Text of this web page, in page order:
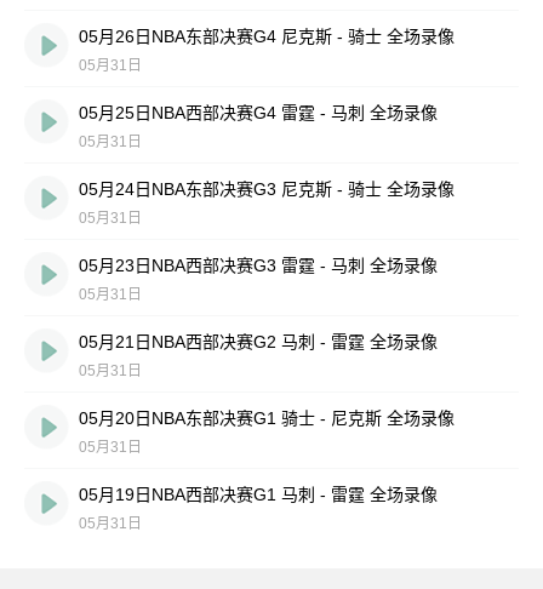
05月26日NBA东部决赛G4 尼克斯 - 骑士 全场录像
05月31日
05月25日NBA西部决赛G4 雷霆 - 马刺 全场录像
05月31日
05月24日NBA东部决赛G3 尼克斯 - 骑士 全场录像
05月31日
05月23日NBA西部决赛G3 雷霆 - 马刺 全场录像
05月31日
05月21日NBA西部决赛G2 马刺 - 雷霆 全场录像
05月31日
05月20日NBA东部决赛G1 骑士 - 尼克斯 全场录像
05月31日
05月19日NBA西部决赛G1 马刺 - 雷霆 全场录像
05月31日